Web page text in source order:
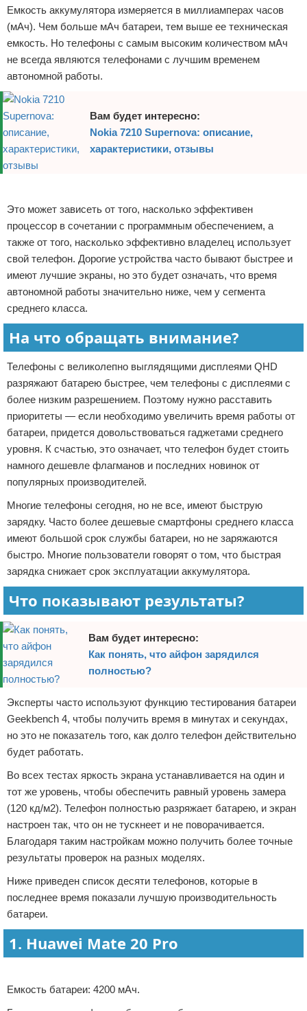
Емкость аккумулятора измеряется в миллиамперах часов
(мАч). Чем больше мАч батареи, тем выше ее техническая
емкость. Но телефоны с самым высоким количеством мАч
не всегда являются телефонами с лучшим временем
автономной работы.
Вам будет интересно:
Nokia 7210 Supernova: описание,
характеристики, отзывы
Это может зависеть от того, насколько эффективен
процессор в сочетании с программным обеспечением, а
также от того, насколько эффективно владелец использует
свой телефон. Дорогие устройства часто бывают быстрее и
имеют лучшие экраны, но это будет означать, что время
автономной работы значительно ниже, чем у сегмента
среднего класса.
На что обращать внимание?
Телефоны с великолепно выглядящими дисплеями QHD
разряжают батарею быстрее, чем телефоны с дисплеями с
более низким разрешением. Поэтому нужно расставить
приоритеты — если необходимо увеличить время работы от
батареи, придется довольствоваться гаджетами среднего
уровня. К счастью, это означает, что телефон будет стоить
намного дешевле флагманов и последних новинок от
популярных производителей.
Многие телефоны сегодня, но не все, имеют быструю
зарядку. Часто более дешевые смартфоны среднего класса
имеют большой срок службы батареи, но не заряжаются
быстро. Многие пользователи говорят о том, что быстрая
зарядка снижает срок эксплуатации аккумулятора.
Что показывают результаты?
Вам будет интересно:
Как понять, что айфон зарядился
полностью?
Эксперты часто используют функцию тестирования батареи
Geekbench 4, чтобы получить время в минутах и ​​секундах,
но это не показатель того, как долго телефон действительно
будет работать.
Во всех тестах яркость экрана устанавливается на один и
тот же уровень, чтобы обеспечить равный уровень замера
(120 кд/м2). Телефон полностью разряжает батарею, и экран
настроен так, что он не тускнеет и не поворачивается.
Благодаря таким настройкам можно получить более точные
результаты проверок на разных моделях.
Ниже приведен список десяти телефонов, которые в
последнее время показали лучшую производительность
батареи.
1. Huawei Mate 20 Pro
Емкость батареи: 4200 мАч.